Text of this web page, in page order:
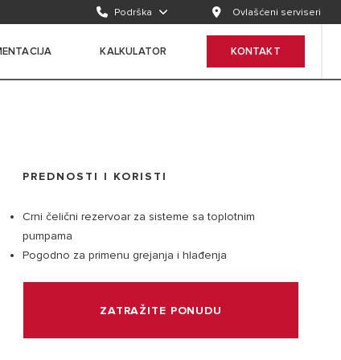
Podrška Ovlašćeni serviseri
KALKULATOR KONTAKT
PREDNOSTI I KORISTI
Crni čelični rezervoar za sisteme sa toplotnim
pumpama
Pogodno za primenu grejanja i hlađenja
ZATRAŽITE PONUDU